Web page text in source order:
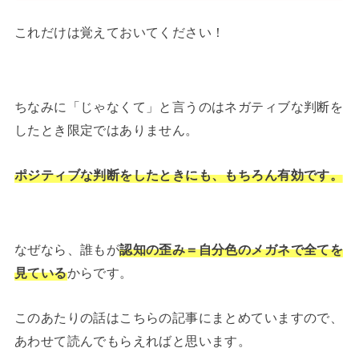
これだけは覚えておいてください！
ちなみに「じゃなくて」と言うのはネガティブな判断を
したとき限定ではありません。
ポジティブな判断をしたときにも、もちろん有効です。
なぜなら、誰もが認知の歪み＝自分色のメガネで全てを
見ているからです。
このあたりの話はこちらの記事にまとめていますので、
あわせて読んでもらえればと思います。